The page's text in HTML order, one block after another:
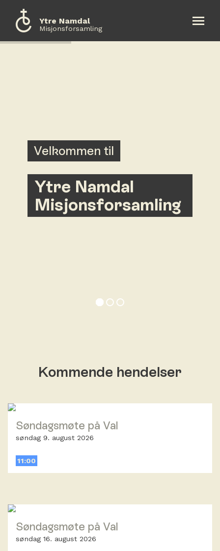
Ytre Namdal
Misjonsforsamling
Kontakt oss
Opptur
English
Velkommen til
Ytre Namdal
Misjonsforsamling
Kommende hendelser
Søndagsmøte på Val
søndag 9. august 2026
11:00
Søndagsmøte på Val
søndag 16. august 2026